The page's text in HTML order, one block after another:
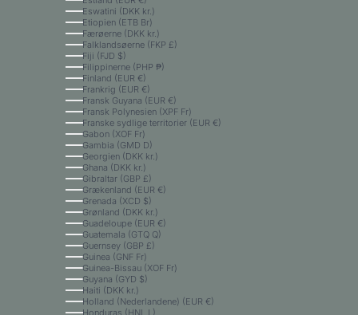
Eswatini (DKK kr.)
Etiopien (ETB Br)
Færøerne (DKK kr.)
Falklandsøerne (FKP £)
Fiji (FJD $)
Filippinerne (PHP ₱)
Finland (EUR €)
Frankrig (EUR €)
Fransk Guyana (EUR €)
Fransk Polynesien (XPF Fr)
Franske sydlige territorier (EUR €)
Gabon (XOF Fr)
Gambia (GMD D)
Georgien (DKK kr.)
Ghana (DKK kr.)
Gibraltar (GBP £)
Grækenland (EUR €)
Grenada (XCD $)
Grønland (DKK kr.)
Guadeloupe (EUR €)
Guatemala (GTQ Q)
Guernsey (GBP £)
Guinea (GNF Fr)
Guinea-Bissau (XOF Fr)
Guyana (GYD $)
Haiti (DKK kr.)
Holland (Nederlandene) (EUR €)
Honduras (HNL L)